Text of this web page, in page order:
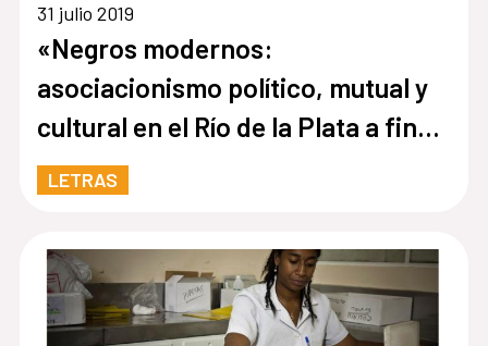
31 julio 2019
«Negros modernos:
asociacionismo político, mutual y
cultural en el Río de la Plata a fines
del siglo XIX»
LETRAS